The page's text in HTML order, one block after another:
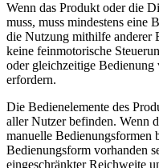
Wenn das Produkt oder die
muss, muss mindestens eine
die Nutzung mithilfe anderer
keine feinmotorische
oder gleichzeitige Bedienung
erfordern.
Die Bedienelemente des
aller Nutzer befinden. Wenn
manuelle Bedienungsformen
Bedienungsform vorhanden
eingeschränkter Reichweite